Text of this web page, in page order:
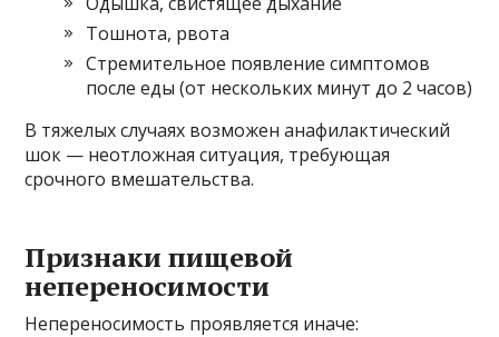
Тошнота, рвота
Стремительное появление симптомов
после еды (от нескольких минут до 2 часов)
В тяжелых случаях возможен анафилактический
шок — неотложная ситуация, требующая
срочного вмешательства.
Признаки пищевой
непереносимости
Непереносимость проявляется иначе: